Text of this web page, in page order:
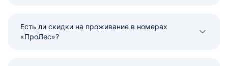
Есть ли скидки на проживание в номерах
«ПроЛес»?